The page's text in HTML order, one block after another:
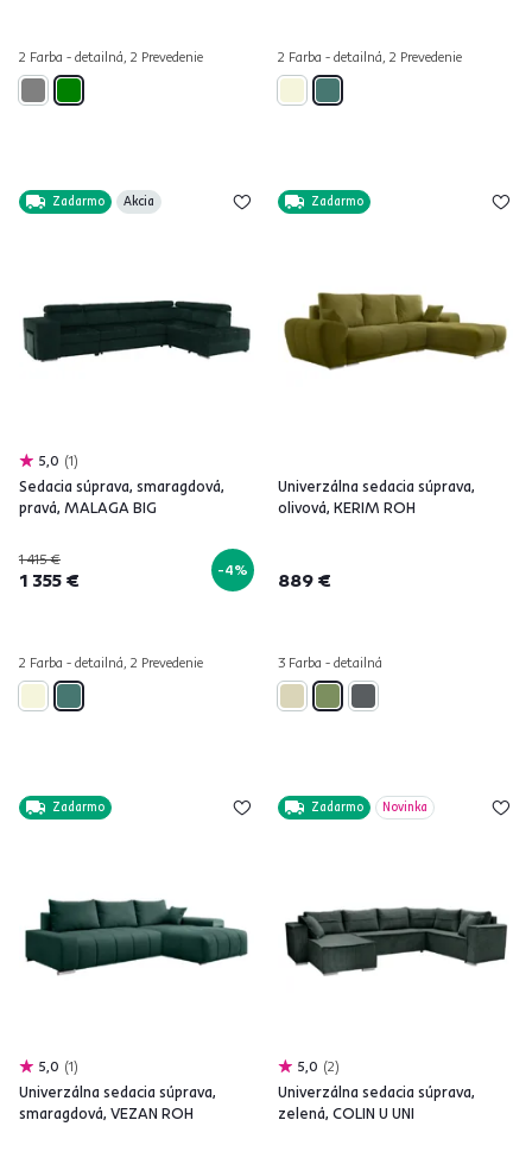
2 Farba - detailná, 2 Prevedenie 2 Farba - detailná, 2 Prevedenie
Zadarmo Akcia
5,0 1
Sedacia súprava, smaragdová,
pravá, MALAGA BIG
1 415 €
1 355 € -4%
2 Farba - detailná, 2 Prevedenie
Zadarmo
Univerzálna sedacia súprava,
olivová, KERIM ROH
889 €
3 Farba - detailná
Zadarmo
5,0 1
Univerzálna sedacia súprava,
smaragdová, VEZAN ROH
Zadarmo Novinka
5,0 2
Univerzálna sedacia súprava,
zelená, COLIN U UNI